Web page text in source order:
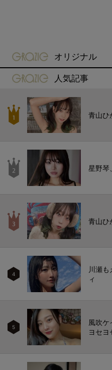
gravure-grazie
オリジナル
gravure-grazie
人気記事
青山ひ
星野琴
青山ひ
4
川瀬
ィ
5
風吹
ヨセヨ